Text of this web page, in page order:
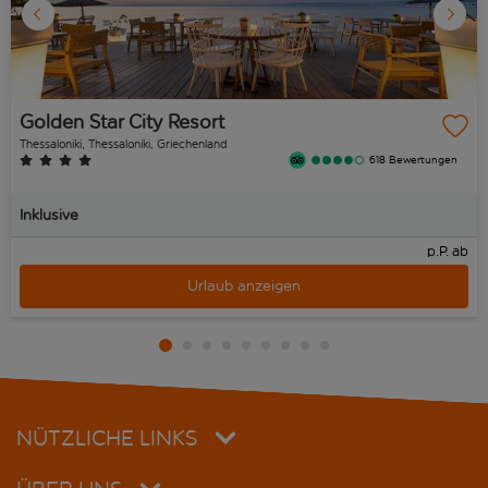
Golden Star City Resort
Thessaloniki, Thessaloniki, Griechenland
618 Bewertungen
Inklusive
p.P. ab
Urlaub anzeigen
NÜTZLICHE LINKS